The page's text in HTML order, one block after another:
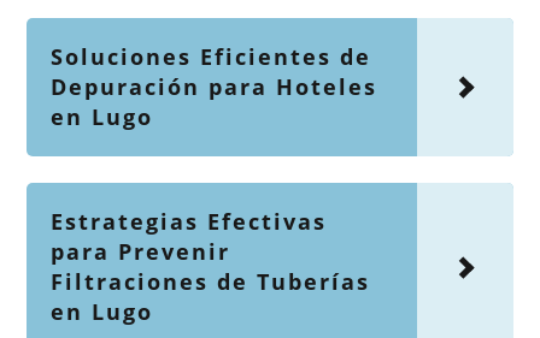
Soluciones Eficientes de
Depuración para Hoteles
en Lugo
Estrategias Efectivas
para Prevenir
Filtraciones de Tuberías
en Lugo